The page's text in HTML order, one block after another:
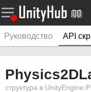
Руководство API
структура в